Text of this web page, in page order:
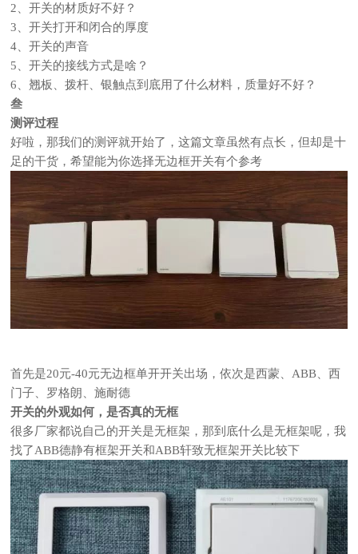
2、开关的材质好不好？
3、开关打开和闭合的厚度
4、开关的声音
5、开关的接线方式是啥？
6、翘板、拨杆、银触点到底用了什么材料，质量好不好？
叁
测评过程
好啦，那我们的测评就开始了，这篇文章虽然有点长，但却是十
足的干货，希望能为你选择无边框开关有个参考
首先是20元-40元无边框单开开关出场，依次是西蒙、ABB、西
门子、罗格朗、施耐德
开关的外观如何，是否真的无框
很多厂家都说自己的开关是无框架，那到底什么是无框架呢，我
找了ABB德静有框架开关和ABB轩致无框架开关比较下